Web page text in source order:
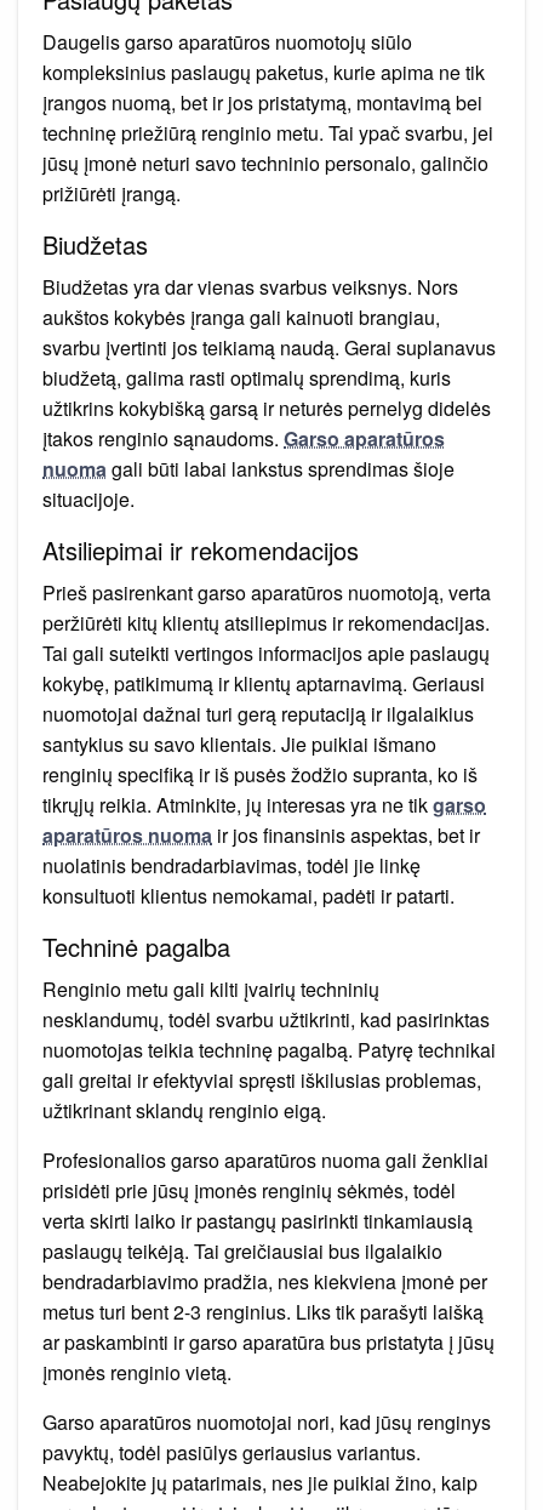
Daugelis garso aparatūros nuomotojų siūlo
kompleksinius paslaugų paketus, kurie apima ne tik
įrangos nuomą, bet ir jos pristatymą, montavimą bei
techninę priežiūrą renginio metu. Tai ypač svarbu, jei
jūsų įmonė neturi savo techninio personalo, galinčio
prižiūrėti įrangą.
Biudžetas
Biudžetas yra dar vienas svarbus veiksnys. Nors
aukštos kokybės įranga gali kainuoti brangiau,
svarbu įvertinti jos teikiamą naudą. Gerai suplanavus
biudžetą, galima rasti optimalų sprendimą, kuris
užtikrins kokybišką garsą ir neturės pernelyg didelės
įtakos renginio sąnaudoms. Garso aparatūros
nuomagali būti labai lankstus sprendimas šioje
situacijoje.
Atsiliepimai ir rekomendacijos
Prieš pasirenkant garso aparatūros nuomotoją, verta
peržiūrėti kitų klientų atsiliepimus ir rekomendacijas.
Tai gali suteikti vertingos informacijos apie paslaugų
kokybę, patikimumą ir klientų aptarnavimą. Geriausi
nuomotojai dažnai turi gerą reputaciją ir ilgalaikius
santykius su savo klientais. Jie puikiai išmano
renginių specifiką ir iš pusės žodžio supranta, ko iš
tikrųjų reikia. Atminkite, jų interesas yra ne tikgarso
aparatūros nuoma ir jos finansinis aspektas, bet ir
nuolatinis bendradarbiavimas, todėl jie linkę
konsultuoti klientus nemokamai, padėti ir patarti.
Techninė pagalba
Renginio metu gali kilti įvairių techninių
nesklandumų, todėl svarbu užtikrinti, kad pasirinktas
nuomotojas teikia techninę pagalbą. Patyrę technikai
gali greitai ir efektyviai spręsti iškilusias problemas,
užtikrinant sklandų renginio eigą.
Profesionalios garso aparatūros nuoma gali ženkliai
prisidėti prie jūsų įmonės renginių sėkmės, todėl
verta skirti laiko ir pastangų pasirinkti tinkamiausią
paslaugų teikėją. Tai greičiausiai bus ilgalaikio
bendradarbiavimo pradžia, nes kiekviena įmonė per
metus turi bent 2-3 renginius. Liks tik parašyti laišką
ar paskambinti ir garso aparatūra bus pristatyta į jūsų
įmonės renginio vietą.
Garso aparatūros nuomotojai nori, kad jūsų renginys
pavyktų, todėl pasiūlys geriausius variantus.
Neabejokite jų patarimais, nes jie puikiai žino, kaip